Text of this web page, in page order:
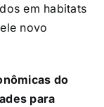
em habitats
novo
do
para